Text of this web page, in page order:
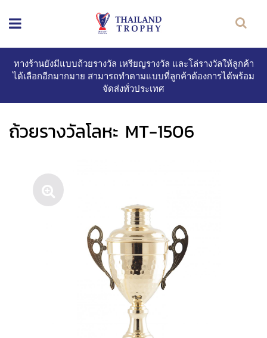
ทางร้านยังมีแบบถ้วยรางวัล เหรียญรางวัล และโล่รางวัลให้ลูกค้า
ได้เลือกอีกมากมาย สามารถทำตามแบบที่ลูกค้าต้องการได้พร้อม
จัดส่งทั่วประเทศ
ถ้วยรางวัลโลหะ MT-1506